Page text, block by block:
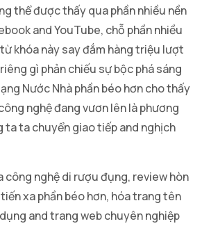
thể được thấy qua phần nhiều nền
and YouTube, chỗ phần nhiều
khóa này say đắm hàng triệu lượt
gì phản chiếu sự bộc phá sáng
Nước Nhà phần béo hơn cho thấy
nghệ đang vươn lên là phương
ta ta chuyển giao tiếp and nghịch
công nghệ di rượu đụng, review hòn
xa phần béo hơn, hóa trang tên
and trang web chuyên nghiệp